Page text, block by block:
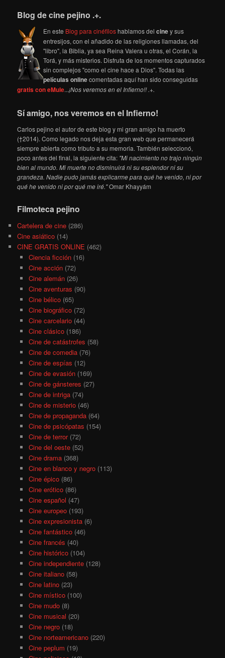
Blog de cine pejino .+.
En este Blog para cinéfiloshablamos delciney sus
entresijos, con el añadido de las religiones llamadas, del
"libro", la Biblia, ya sea Reina Valera u otras, el Corán, la
Torá, y más misterios. Disfruta de los momentos capturados
sin complejos "como el cine hace a Dios". Todas las
películas onlinecomentadas aquí han sido conseguidas
gratis con eMule...¡Nos veremos en el Infierno!! .+.
Sí amigo, nos veremos en el Infierno!
Carlos pejino el autor de este blog y mi gran amigo ha muerto
(†2014). Como legado nos deja esta gran web que permanecerá
siempre abierta como tributo a su memoria. También seleccionó,
poco antes del final, la siguiente cita: "Mi nacimiento no trajo ningún
bien al mundo. Mi muerte no disminuirá ni su esplendor ni su
grandeza. Nadie pudo jamás explicarme para qué he venido, ni por
qué he venido ni por qué me iré."Omar Khayyám
Filmoteca pejino
Cartelera de cine (286)
Cine asiático (14)
CINE GRATIS ONLINE (462)
Ciencia ficción(16)
Cine acción(72)
Cine alemán(26)
Cine aventuras (90)
Cine bélico(65)
Cine biográfico(72)
Cine carcelario(44)
Cine clásico(186)
Cine de catástrofes (58)
Cine de comedia(76)
Cine de espías (12)
Cine de evasión(169)
Cine de gánsteres (27)
Cine de intriga(74)
Cine de misterio(46)
Cine de propaganda(64)
Cine de psicópatas (154)
Cine de terror(72)
Cine del oeste(52)
Cine drama(368)
Cine en blanco y negro(113)
Cine épico(86)
Cine erótico(86)
Cine español (47)
Cine europeo(193)
Cine expresionista(6)
Cine fantástico(46)
Cine francés (40)
Cine histórico(104)
Cine independiente(128)
Cine italiano(58)
Cine latino(23)
Cine místico(100)
Cine mudo(8)
Cine musical (20)
Cine negro(18)
Cine norteamericano(220)
Cine peplum (19)